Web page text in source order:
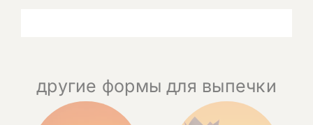
другие формы для выпечки